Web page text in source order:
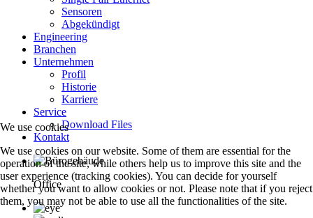
Sensoren
Abgekündigt
Engineering
Branchen
Unternehmen
Profil
Historie
Karriere
Service
Download Files
Kontakt
Office
We use cookies
We use cookies on our website. Some of them are essential for the
operation of the site, while others help us to improve this site and the
user experience (tracking cookies). You can decide for yourself
whether you want to allow cookies or not. Please note that if you reject
them, you may not be able to use all the functionalities of the site.